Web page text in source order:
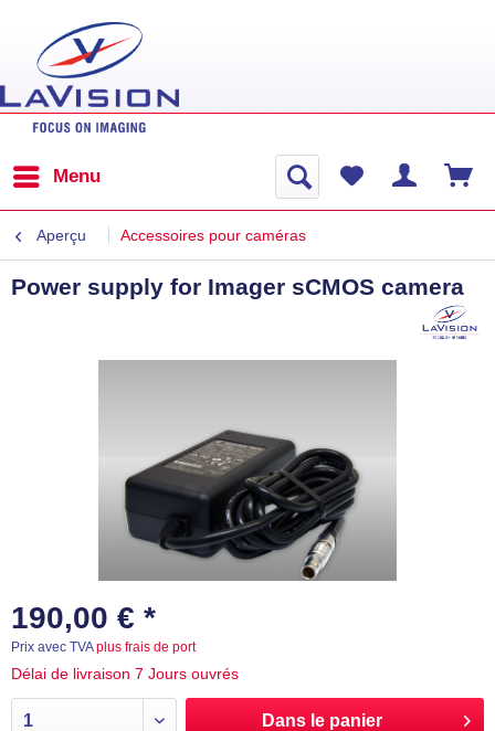
Menu
Aperçu Accessoires pour caméras
Power supply for Imager sCMOS camera
190,00 € *
Prix avec TVAplus frais de port
Délai de livraison 7 Jours ouvrés
Dans le panier